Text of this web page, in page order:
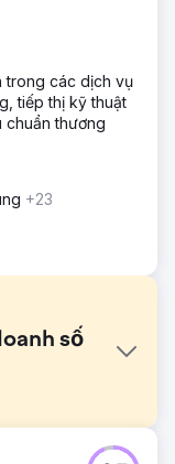
trong các dịch vụ
tiếp thị kỹ thuật
chuẩn thương
+23
số